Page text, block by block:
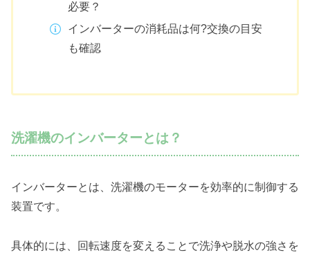
必要？
インバーターの消耗品は何?交換の目安
も確認
洗濯機のインバーターとは？
インバーターとは、洗濯機のモーターを効率的に制御する
装置です。
具体的には、回転速度を変えることで洗浄や脱水の強さを